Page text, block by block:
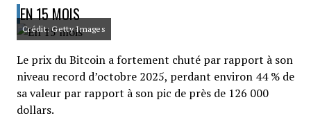
EN 15 MOIS
Crédit: Getty Images
Le prix du Bitcoin a fortement chuté par rapport à son
niveau record d’octobre 2025, perdant environ 44 % de
sa valeur par rapport à son pic de près de 126 000
dollars.